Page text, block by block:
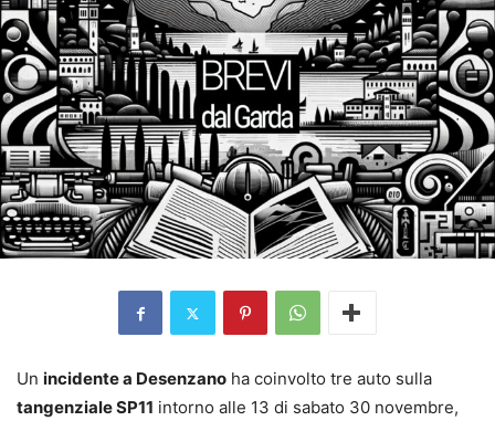
Un incidente a Desenzano ha coinvolto tre auto sulla
tangenziale SP11 intorno alle 13 di sabato 30 novembre,